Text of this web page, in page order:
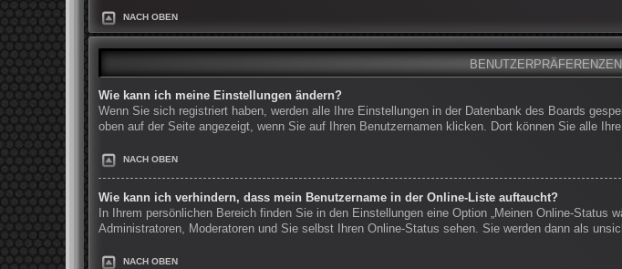
NACH OBEN
Wie kann ich meine Einstellungen ändern?
Wenn Sie sich registriert haben, werden alle Ihre Einstellungen in der Datenbank des Boards
oben auf der Seite angezeigt, wenn Sie auf Ihren Benutzernamen klicken. Dort können Sie alle
NACH OBEN
Wie kann ich verhindern, dass mein Benutzername in der Online-Liste auftaucht?
In Ihrem persönlichen Bereich finden Sie in den Einstellungen eine Option „Meinen Online-
Administratoren, Moderatoren und Sie selbst Ihren Online-Status sehen. Sie werden dann als
NACH OBEN